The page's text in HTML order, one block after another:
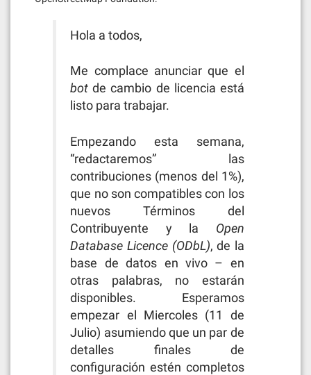
Hola a todos,
Me complace anunciar que el
bot de cambio de licencia está
listo para trabajar.
Empezando esta semana,
“redactaremos” las
contribuciones (menos del 1%),
que no son compatibles con los
nuevos Términos del
Contribuyente y la Open
Database Licence (ODbL), de la
base de datos en vivo – en
otras palabras, no estarán
disponibles. Esperamos
empezar el Miercoles (11 de
Julio) asumiendo que un par de
detalles finales de
configuración estén completos